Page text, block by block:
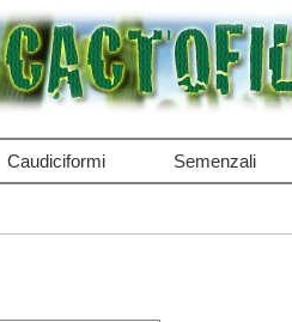
Caudiciformi Semenzali